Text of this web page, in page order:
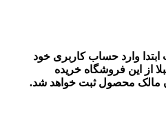
ابتدا وارد حساب کاربری خود
از این فروشگاه خریده
مالک محصول ثبت خواهد شد.